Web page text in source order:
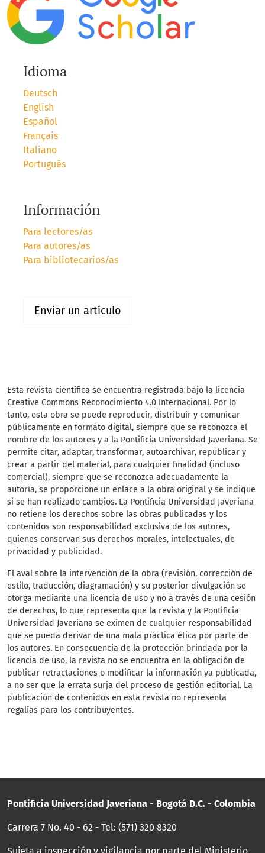
Idioma
Deutsch
English
Español
Français
Italiano
Português
Información
Para lectores/as
Para autores/as
Para bibliotecarios/as
Enviar un artículo
Esta revista científica se encuentra registrada bajo la licencia
Creative Commons Reconocimiento 4.0 Internacional. Por lo
tanto, esta obra se puede reproducir, distribuir y comunicar
públicamente en formato digital, siempre que se reconozca el
nombre de los autores y a la Pontificia Universidad Javeriana. Se
permite citar, adaptar, transformar, autoarchivar, republicar y
crear a partir del material, para cualquier finalidad (incluso
comercial), siempre que se reconozca adecuadamente la
autoría, se proporcione un enlace a la obra original y se indique
si se han realizado cambios. La Pontificia Universidad Javeriana
no retiene los derechos sobre las obras publicadas y los
contenidos son responsabilidad exclusiva de los autores,
quienes conservan sus derechos morales, intelectuales, de
privacidad y publicidad.
El aval sobre la intervención de la obra (revisión, corrección de
estilo, traducción, diagramación) y su posterior divulgación se
otorga mediante una licencia de uso y no a través de una cesión
de derechos, lo que representa que la revista y la Pontificia
Universidad Javeriana se eximen de cualquier responsabilidad
que se pueda derivar de una mala práctica ética por parte de
los autores. En consecuencia de la protección brindada por la
licencia de uso, la revista no se encuentra en la obligación de
publicar retractaciones o modificar la información ya publicada,
a no ser que la errata surja del proceso de gestión editorial. La
publicación de contenidos en esta revista no representa
regalías para los contribuyentes.
Pontificia Universidad Javeriana - Bogotá D.C. - Colombia
Carrera 7 No. 40 - 62 - Tel: (571) 320 8320